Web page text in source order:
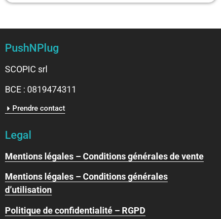
PushNPlug
SCOPIC srl
BCE : 0819474311
Prendre contact
Legal
Mentions légales – Conditions générales de vente
Mentions légales – Conditions générales
d’utilisation
Politique de confidentialité – RGPD